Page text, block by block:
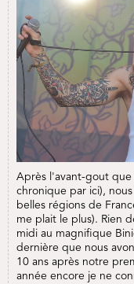
Après l'avant-gout que
chronique par ici),
belles régions de
me plait le plus). Rien
midi au magnifique
dernière que nous
10 ans après notre
année encore je ne